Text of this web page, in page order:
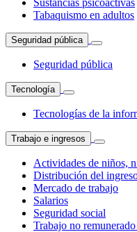
Sustancias psicoactivas
Tabaquismo en adultos
Seguridad pública
Seguridad pública
Tecnología
Tecnologías de la
Trabajo e ingresos
Actividades de niños,
Distribución del
Mercado de trabajo
Salarios
Seguridad social
Trabajo no